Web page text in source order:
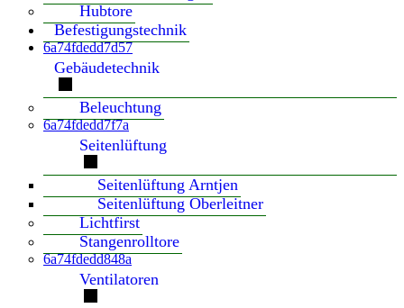
Hubtore
Befestigungstechnik
6a74fdedd7d57
Gebäudetechnik
Beleuchtung
6a74fdedd7f7a
Seitenlüftung
Seitenlüftung Arntjen
Seitenlüftung Oberleitner
Lichtfirst
Stangenrolltore
6a74fdedd848a
Ventilatoren